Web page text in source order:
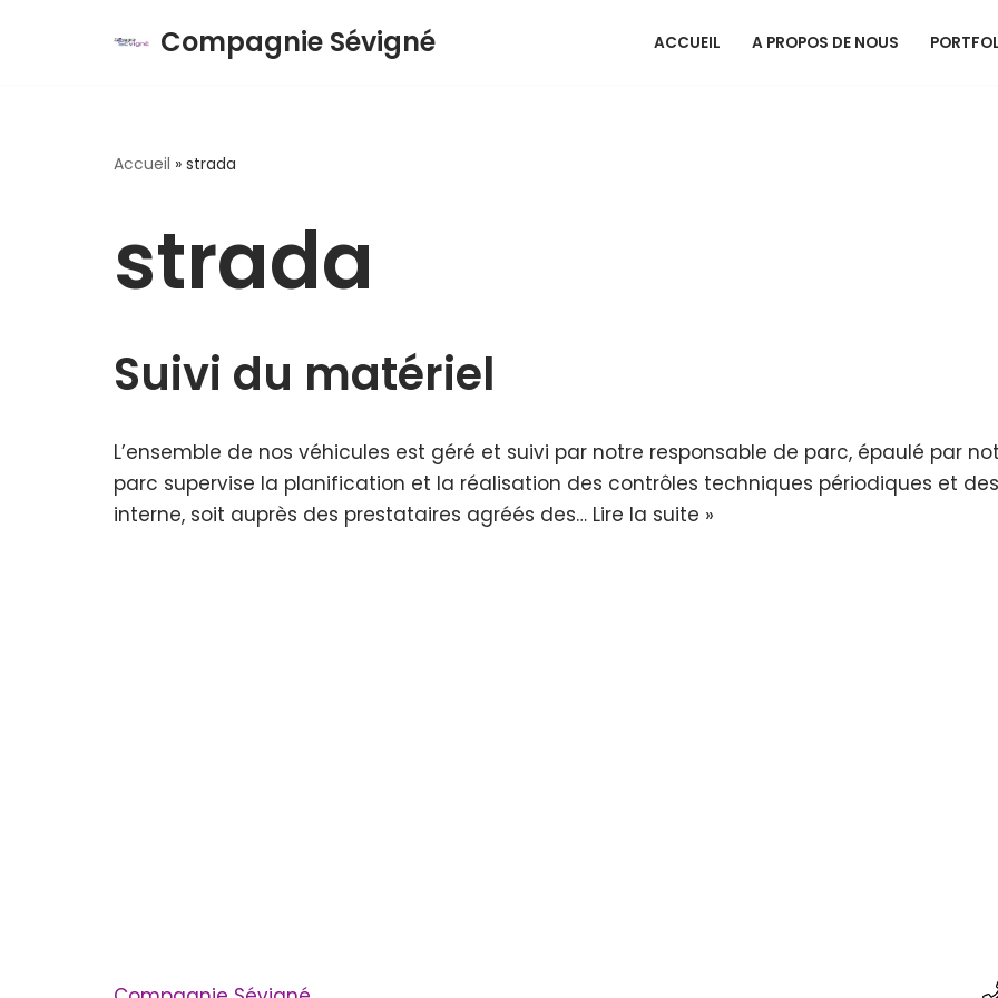
Compagnie Sévigné ACCUEIL A PROPOS DE NOUS
Accueil » strada
strada
Suivi du matériel
L’ensemble de nos véhicules est géré et suivi par notre responsable de parc, épaulé par
parc supervise la planification et la réalisation des contrôles techniques périodiques et
interne, soit auprès des prestataires agréés des… Lire la suite »